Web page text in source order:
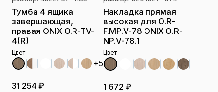
Тумба 4 ящика
завершающая,
правая ONIX O.R-TV-
4(R)
Цвет
+5
31 254 ₽
Накладка прямая
высокая для О.R-
F.MP.V-78 ONIX О.R-
NP.V-78.1
Цвет
1 672 ₽